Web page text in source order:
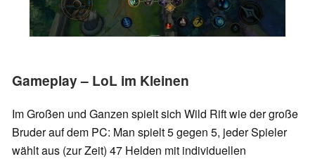
Gameplay – LoL im Kleinen
Im Großen und Ganzen spielt sich Wild Rift wie der große
Bruder auf dem PC: Man spielt 5 gegen 5, jeder Spieler
wählt aus (zur Zeit) 47 Helden mit individuellen